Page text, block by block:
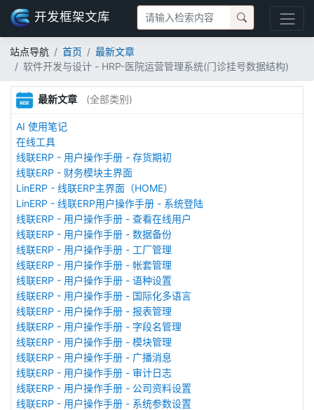
开发框架文库
站点导航 首页
最新文章
软件开发与设计 - HRP-医院运营管理系统(门诊挂号数据结构)
最新文章 (全部类别)
AI 使用笔记
在线工具
线联ERP - 用户操作手册 - 存货期初
线联ERP - 财务模块主界面
LinERP - 线联ERP主界面（HOME）
LinERP - 线联ERP用户操作手册 - 系统登陆
线联ERP - 用户操作手册 - 查看在线用户
线联ERP - 用户操作手册 - 数据备份
线联ERP - 用户操作手册 - 工厂管理
线联ERP - 用户操作手册 - 帐套管理
线联ERP - 用户操作手册 - 语种设置
线联ERP - 用户操作手册 - 国际化多语言
线联ERP - 用户操作手册 - 报表管理
线联ERP - 用户操作手册 - 字段名管理
线联ERP - 用户操作手册 - 模块管理
线联ERP - 用户操作手册 - 广播消息
线联ERP - 用户操作手册 - 审计日志
线联ERP - 用户操作手册 - 公司资料设置
线联ERP - 用户操作手册 - 系统参数设置